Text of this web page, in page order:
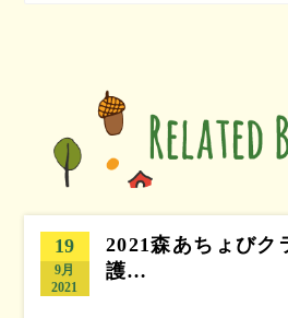
19
9月
2021
2021森あちょびク
護…